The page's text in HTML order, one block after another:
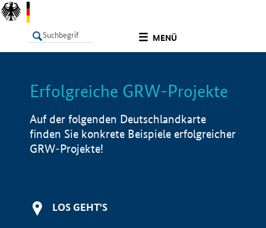
MENÜ
LISTE Info
Erfolgreiche GRW-Projekte
Auf der folgenden Deutschlandkarte
finden Sie konkrete Beispiele erfolgreicher
GRW-Projekte!
LOS GEHT'S